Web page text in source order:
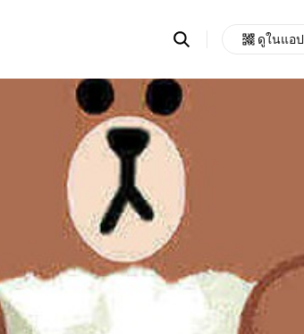
Search
OpenChats
messages
search
area
ดูในแอ